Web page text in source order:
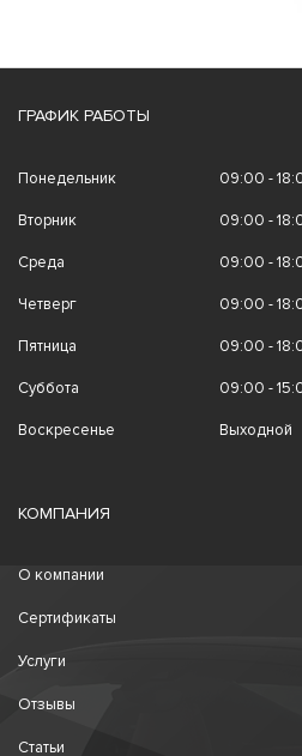
ГРАФИК РАБОТЫ
Понедельник 09:00 -
Вторник 09:00 -
Среда 09:00 -
Четверг 09:00 -
Пятница 09:00 -
Суббота 09:00 -
Воскресенье Выходной
КОМПАНИЯ
О компании
Сертификаты
Услуги
Отзывы
Статьи